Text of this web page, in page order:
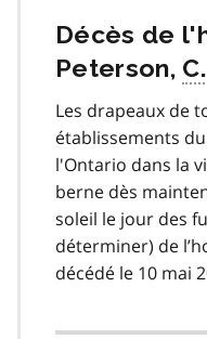
Décès de
Peterson,
Les drapeaux de
établissements
l'Ontario dans la
berne dès
soleil le jour des
déterminer) de
décédé le 10 mai